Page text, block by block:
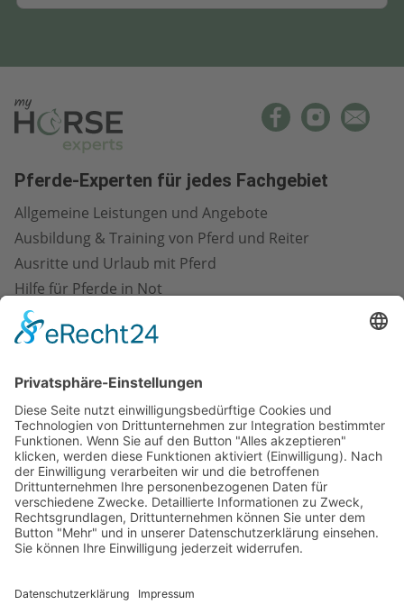
Pferde-Experten für jedes Fachgebiet
Allgemeine Leistungen und Angebote
Ausbildung & Training von Pferd und Reiter
Ausritte und Urlaub mit Pferd
Hilfe für Pferde in Not
Marketing in der Pferdebranche
Pferdefotografie und -kunst
Pferderecht
Pferdeställe
Pferdeveranstaltungen
Pferdezubehör & Ausrüstung
Pferdezucht & -verkauf
Reitanlagenbau und -management
Reiterfitness und -gesundheit
Versicherungen Pferd und Halter